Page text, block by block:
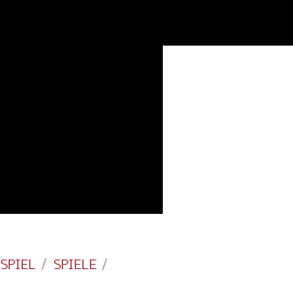
SPIEL
SPIELE